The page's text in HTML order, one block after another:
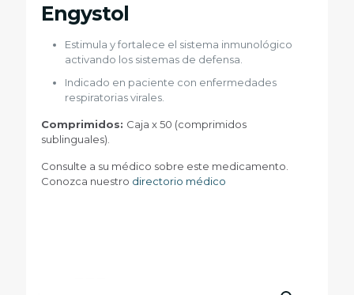
Engystol
Estimula y fortalece el sistema inmunológico
activando los sistemas de defensa.
Indicado en paciente con enfermedades
respiratorias virales.
Comprimidos: Caja x 50 (comprimidos
sublinguales).
Consulte a su médico sobre este medicamento.
Conozca nuestro directorio médico